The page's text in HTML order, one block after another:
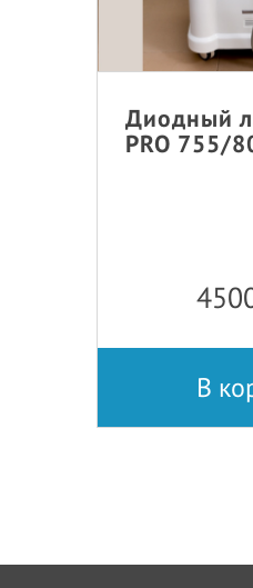
Диодный
PRO 755/
В